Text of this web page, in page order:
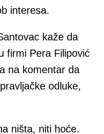
interesa.
kaže da
firmi Pera Filipović
na komentar da
odluke,
ništa, niti hoće.